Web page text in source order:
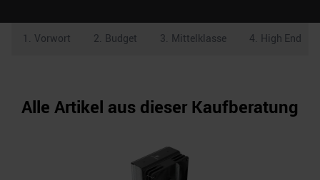
1 . Vorwort 2. Budget 3. Mittelklasse 4. High End
Alle Artikel aus dieser Kaufberatung